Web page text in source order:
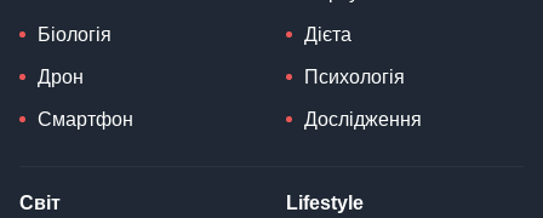
Біологія
Дрон
Смартфон
Дієта
Психологія
Дослідження
Світ Lifestyle